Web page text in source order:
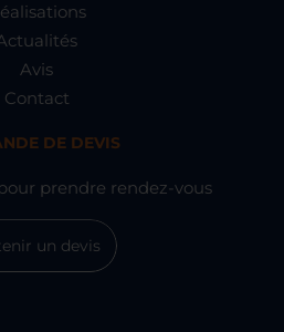
Avis
Contact
DE DEVIS
prendre rendez-vous
un devis